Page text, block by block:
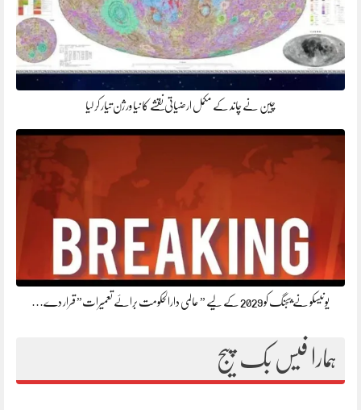
چین نے چاند کے مکمل ارضیاتی نقشے کا نیا ورژن تیار کر لیا
یونیسکو نے بیجنگ کو 2029 کے لیے ” عالمی دارالحکومت برائے تعمیرات” قرار دے…
ہمارا فیس بک پیج